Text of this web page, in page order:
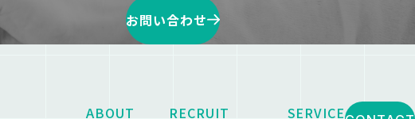
お問い合わせ
ABOUT RECRUIT SERVICE